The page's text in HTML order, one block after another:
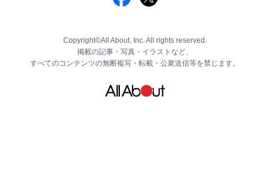
Copyright©All About, Inc. All rights reserved.
掲載の記事・写真・イラストなど、
すべてのコンテンツの無断複写・転載・公衆送信等を禁じます。